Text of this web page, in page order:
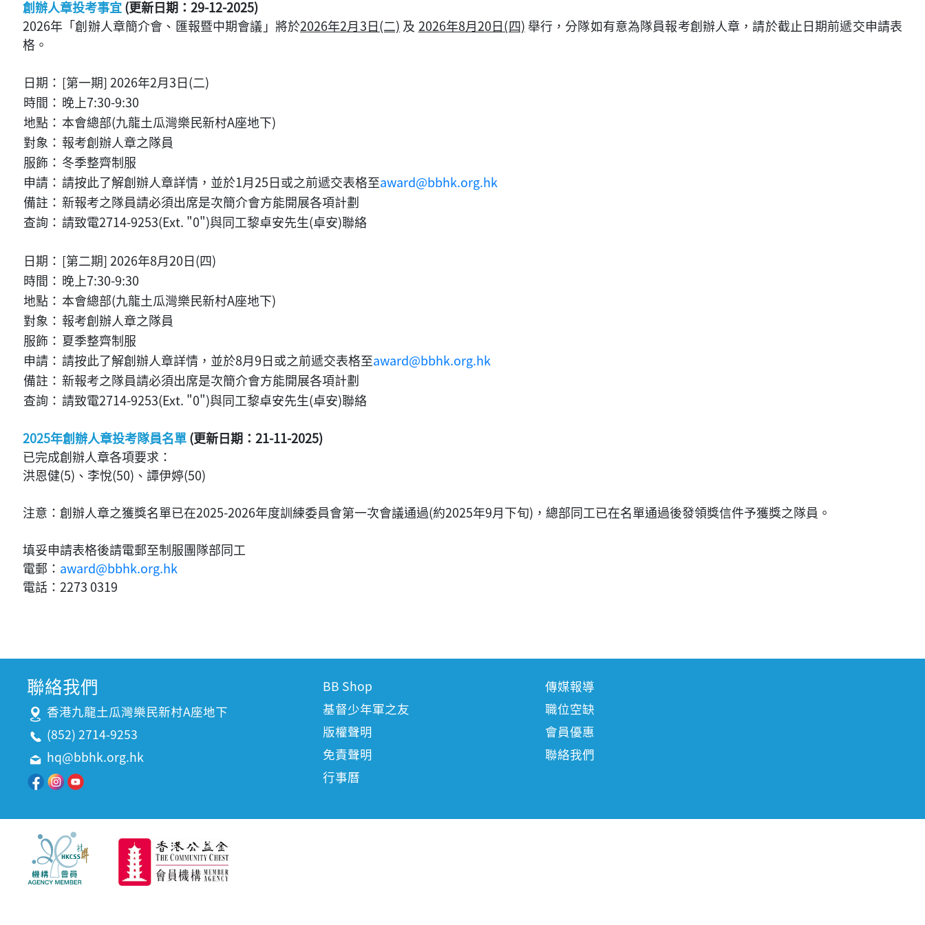
創辦人章投考事宜(更新日期：29-12-2025)
2026年「創辦人章簡介會、匯報暨中期會議」將於2026年2月3日(二) 及 2026年8月20日(四) 舉行，分隊如有意為隊員報考創辦人章，請於截止日期前遞交申請表
格。
日期： [第一期] 2026年2月3日(二)
時間： 晚上7:30-9:30
地點： 本會總部(九龍土瓜灣樂民新村A座地下)
對象： 報考創辦人章之隊員
服飾： 冬季整齊制服
申請： 請按此了解創辦人章詳情，並於1月25日或之前遞交表格至award@bbhk.org.hk
備註： 新報考之隊員請必須出席是次簡介會方能開展各項計劃
查詢： 請致電2714-9253(Ext. "0")與同工黎卓安先生(卓安)聯絡
日期： [第二期] 2026年8月20日(四)
時間： 晚上7:30-9:30
地點： 本會總部(九龍土瓜灣樂民新村A座地下)
對象： 報考創辦人章之隊員
服飾： 夏季整齊制服
申請： 請按此了解創辦人章詳情，並於8月9日或之前遞交表格至award@bbhk.org.hk
備註： 新報考之隊員請必須出席是次簡介會方能開展各項計劃
查詢： 請致電2714-9253(Ext. "0")與同工黎卓安先生(卓安)聯絡
2025年創辦人章投考隊員名單(更新日期：21-11-2025)
已完成創辦人章各項要求：
洪恩健(5)、李悅(50)、譚伊婷(50)
注意：創辦人章之獲獎名單已在2025-2026年度訓練委員會第一次會議通過(約2025年9月下旬)，總部同工已在名單通過後發領獎信件予獲獎之隊員。
填妥申請表格後請電郵至制服團隊部同工
電郵： award@bbhk.org.hk
電話：2273 0319
聯絡我們
香港九龍土瓜灣樂民新村A座地下
(852) 2714-9253
hq@bbhk.org.hk
BB Shop
基督少年軍之友
版權聲明
免責聲明
行事曆
傳媒報導
職位空缺
會員優惠
聯絡我們